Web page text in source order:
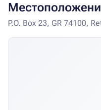
P.O. Box 23, GR 74100,